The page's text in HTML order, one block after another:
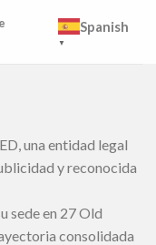
Spanish
▼
una entidad legal
y reconocida
sede en 27 Old
consolidada